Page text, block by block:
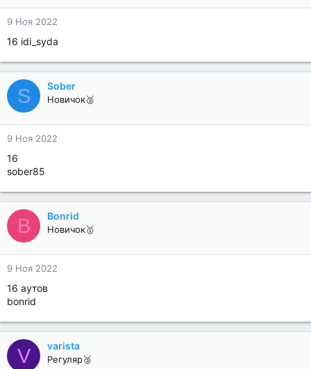
9 Ноя 2022
16 idi_syda
S Sober
Новичок🥈
9 Ноя 2022
16
sober85
B Bonrid
Новичок🥇
9 Ноя 2022
16 аутов
bonrid
V varista
Регуляр🥉